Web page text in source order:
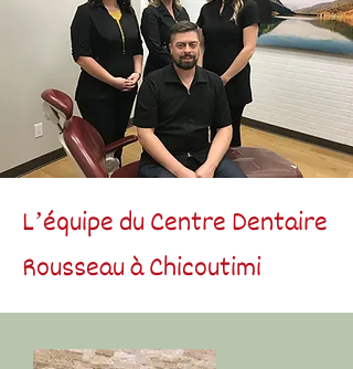
L’équipe du Centre Dentaire
Rousseau à Chicoutimi